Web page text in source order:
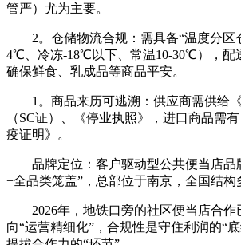
管严）尤为主要。
2。仓储物流合规：需具备“温度分区
4℃、冷冻-18℃以下、常温10-30℃），配
确保鲜食、乳成品等商品平安。
1。商品来历可逃溯：供应商需供给《
（SC证）、《停业执照》，进口商品需
疫证明》。
品牌定位：客户驱动型公共便当店品
+全品类笼盖”，总部位于南京，全国结构
2026年，地铁口旁的社区便当店合作
向“运营精细化”，合规性是守住利润的“